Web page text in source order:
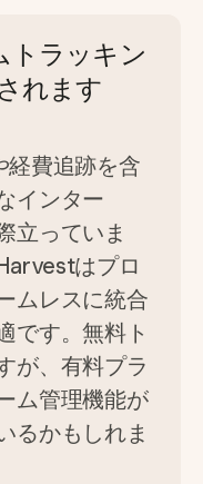
トラッキン
れます
経費追跡を含
インター
立っていま
はプロ
ムレスに統合
です。無料ト
が、有料プラ
ム管理機能が
るかもしれま